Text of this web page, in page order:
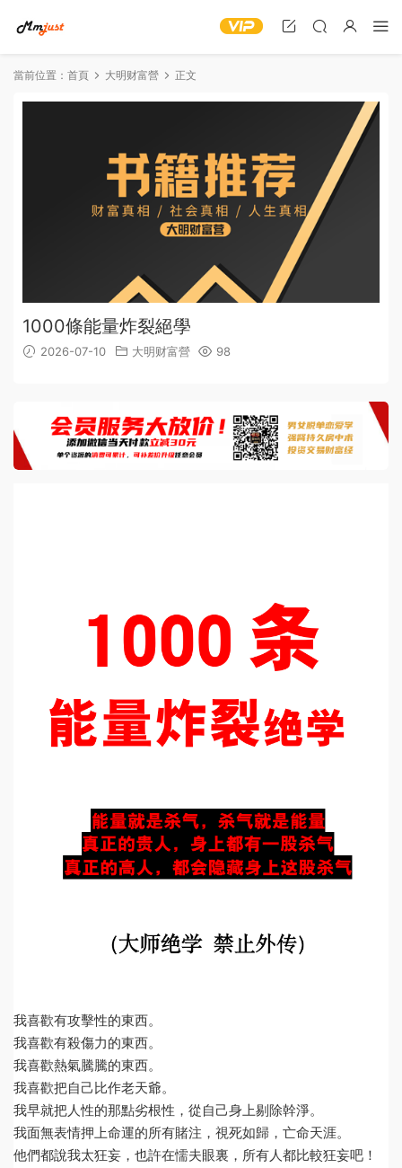
當前位置： 首頁 大明财富營 正文
1000條能量炸裂絕學
2026-07-10 大明财富營 98
我喜歡有攻擊性的東西。
我喜歡有殺傷力的東西。
我喜歡熱氣騰騰的東西。
我喜歡把自己比作老天爺。
我早就把人性的那點劣根性，從自己身上剔除幹淨。
我面無表情押上命運的所有賭注，視死如歸，亡命天涯。
他們都說我太狂妄，也許在懦夫眼裏，所有人都比較狂妄吧！